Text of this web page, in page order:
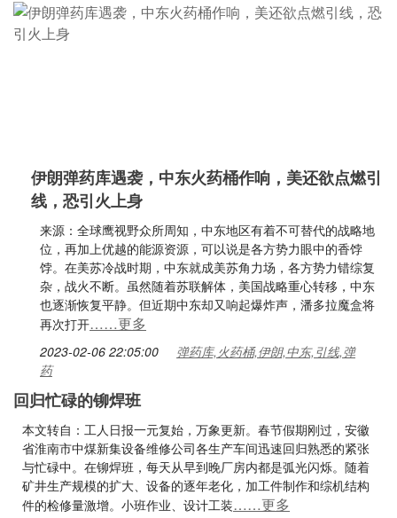
伊朗弹药库遇袭，中东火药桶作响，美还欲点燃引
线，恐引火上身
来源：全球鹰视野众所周知，中东地区有着不可替代的战略地
位，再加上优越的能源资源，可以说是各方势力眼中的香饽
饽。在美苏冷战时期，中东就成美苏角力场，各方势力错综复
杂，战火不断。虽然随着苏联解体，美国战略重心转移，中东
也逐渐恢复平静。但近期中东却又响起爆炸声，潘多拉魔盒将
再次打开……更多
2023-02-06 22:05:00
弹药库,火药桶,伊朗,中东,引线,弹
药
回归忙碌的铆焊班
本文转自：工人日报一元复始，万象更新。春节假期刚过，安徽
省淮南市中煤新集设备维修公司各生产车间迅速回归熟悉的紧张
与忙碌中。在铆焊班，每天从早到晚厂房内都是弧光闪烁。随着
矿井生产规模的扩大、设备的逐年老化，加工件制作和综机结构
件的检修量激增。小班作业、设计工装……更多